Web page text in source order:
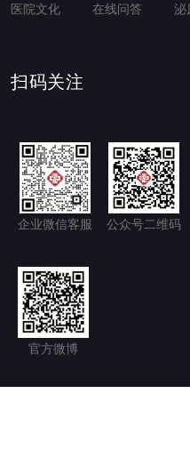
医院文化 在线问答 泌
扫码关注
企业微信客服 公众号二维码
官方微博